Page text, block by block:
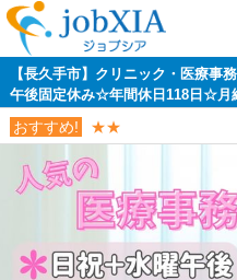
【長久手市】クリニック・医療事
午後固定休み☆年間休日118日☆
おすすめ! ★★